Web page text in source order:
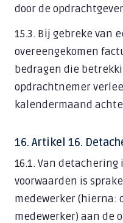
door de
15.3. Bij gebreke van
overeengekomen
bedragen die
opdrachtnemer
kalendermaand
16. Artikel 16.
16.1. Van
voorwaarden is
medewerker (hierna:
medewerker) aan de